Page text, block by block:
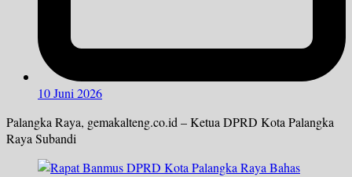
10 Juni 2026
Palangka Raya, gemakalteng.co.id – Ketua DPRD Kota Palangka
Raya Subandi